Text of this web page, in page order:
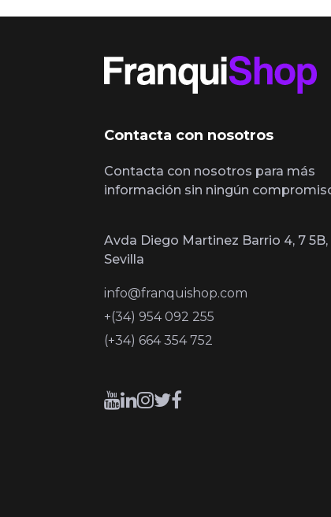
Contacta con nosotros
Contacta con nosotros para más
información sin ningún
Avda Diego Martinez Barrio 4, 7 5B,
Sevilla
info@franquishop.com
+(34) 954 092 255
(+34) 664 354 752